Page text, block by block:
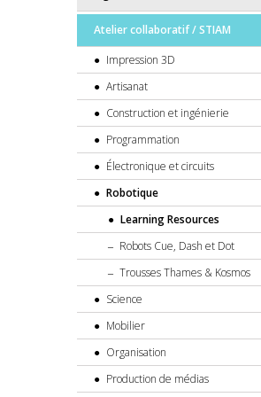
Atelier collaboratif / STIAM
Impression 3D
Artisanat
Construction et ingénierie
Programmation
Électronique et circuits
Robotique
Learning Resources
Robots Cue, Dash et Dot
Trousses Thames & Kosmos
Science
Mobilier
Organisation
Production de médias